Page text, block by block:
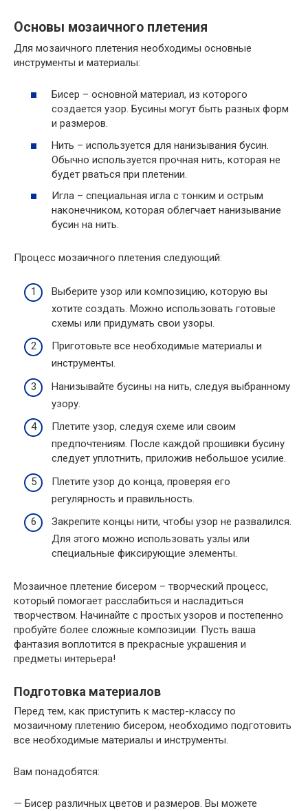
Основы мозаичного плетения
Для мозаичного плетения необходимы основные
инструменты и материалы:
Бисер – основной материал, из которого
создается узор. Бусины могут быть разных форм
и размеров.
Нить – используется для нанизывания бусин.
Обычно используется прочная нить, которая не
будет рваться при плетении.
Игла – специальная игла с тонким и острым
наконечником, которая облегчает нанизывание
бусин на нить.
Процесс мозаичного плетения следующий:
Выберите узор или композицию, которую вы
хотите создать. Можно использовать готовые
схемы или придумать свои узоры.
Приготовьте все необходимые материалы и
инструменты.
Нанизывайте бусины на нить, следуя выбранному
узору.
Плетите узор, следуя схеме или своим
предпочтениям. После каждой прошивки бусину
следует уплотнить, приложив небольшое усилие.
Плетите узор до конца, проверяя его
регулярность и правильность.
Закрепите концы нити, чтобы узор не развалился.
Для этого можно использовать узлы или
специальные фиксирующие элементы.
Мозаичное плетение бисером – творческий процесс,
который помогает расслабиться и насладиться
творчеством. Начинайте с простых узоров и постепенно
пробуйте более сложные композиции. Пусть ваша
фантазия воплотится в прекрасные украшения и
предметы интерьера!
Подготовка материалов
Перед тем, как приступить к мастер-классу по
мозаичному плетению бисером, необходимо подготовить
все необходимые материалы и инструменты.
Вам понадобятся:
— Бисер различных цветов и размеров. Вы можете